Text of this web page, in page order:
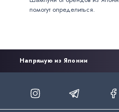
помогут определиться.
Напрямую из Японии